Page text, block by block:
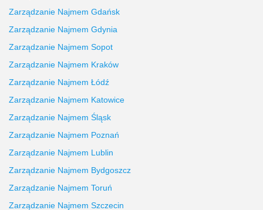
Zarządzanie Najmem Gdańsk
Zarządzanie Najmem Gdynia
Zarządzanie Najmem Sopot
Zarządzanie Najmem Kraków
Zarządzanie Najmem Łódź
Zarządzanie Najmem Katowice
Zarządzanie Najmem Śląsk
Zarządzanie Najmem Poznań
Zarządzanie Najmem Lublin
Zarządzanie Najmem Bydgoszcz
Zarządzanie Najmem Toruń
Zarządzanie Najmem Szczecin